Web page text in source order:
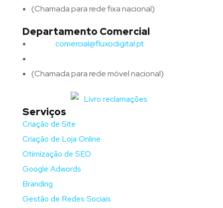
(Chamada para rede fixa nacional)
Departamento Comercial
comercial@fluxodigital.pt
(Chamada para rede móvel nacional)
Serviços
Criação de Site
Criação de Loja Online
Otimização de SEO
Google Adwords
Branding
Gestão de Redes Sociais